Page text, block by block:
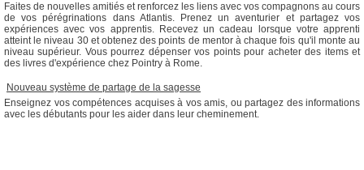
Faites de nouvelles amitiés et renforcez les liens avec vos compagnons au cours
de vos pérégrinations dans Atlantis. Prenez un aventurier et partagez vos
expériences avec vos apprentis. Recevez un cadeau lorsque votre apprenti
atteint le niveau 30 et obtenez des points de mentor à chaque fois qu'il monte au
niveau supérieur. Vous pourrez dépenser vos points pour acheter des items et
des livres d'expérience chez Pointry à Rome.
Nouveau système de partage de la sagesse
Enseignez vos compétences acquises à vos amis, ou partagez des informations
avec les débutants pour les aider dans leur cheminement.